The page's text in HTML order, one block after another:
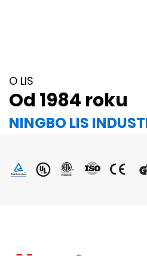
O LIS
Od 1984 roku
NINGBO LIS